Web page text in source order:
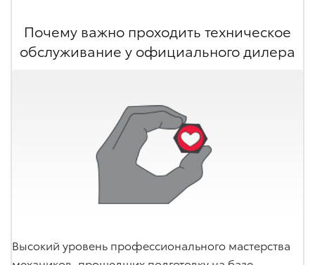
Почему важно проходить техническое
обслуживание у официального дилера
Высокий уровень профессионального мастерства